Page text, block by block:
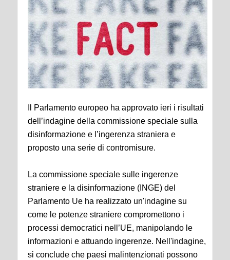
Il Parlamento europeo ha approvato ieri i risultati
dell’indagine della commissione speciale sulla
disinformazione e l’ingerenza straniera e
proposto una serie di contromisure.
La commissione speciale sulle ingerenze
straniere e la disinformazione (INGE) del
Parlamento Ue ha realizzato un'indagine su
come le potenze straniere compromettono i
processi democratici nell’UE, manipolando le
informazioni e attuando ingerenze. Nell'indagine,
si conclude che paesi malintenzionati possono